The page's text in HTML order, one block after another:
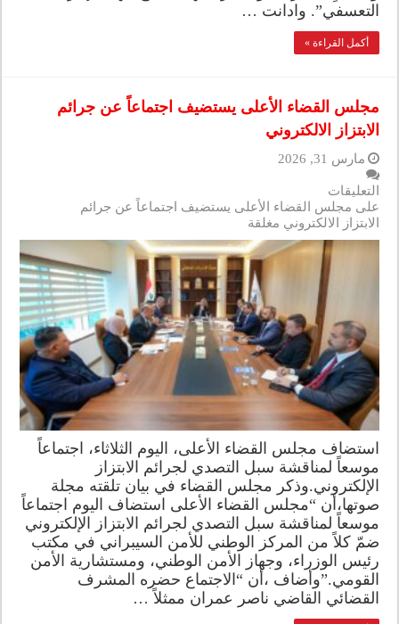
التعسفي”. وادانت …
أكمل القراءة »
مجلس القضاء الأعلى يستضيف اجتماعاً عن جرائم
الابتزاز الالكتروني
مارس 31, 2026
التعليقات
على مجلس القضاء الأعلى يستضيف اجتماعاً عن جرائم
الابتزاز الالكتروني مغلقة
استضاف مجلس القضاء الأعلى، اليوم الثلاثاء، اجتماعاً
موسعاً لمناقشة سبل التصدي لجرائم الابتزاز
الإلكتروني.وذكر مجلس القضاء في بيان تلقته مجلة
صوتها،أن “مجلس القضاء الأعلى استضاف اليوم اجتماعاً
موسعاً لمناقشة سبل التصدي لجرائم الابتزاز الإلكتروني
ضمّ كلاً من المركز الوطني للأمن السيبراني في مكتب
رئيس الوزراء، وجهاز الأمن الوطني، ومستشارية الأمن
القومي.”وأضاف ،أن “الاجتماع حضره المشرف
القضائي القاضي ناصر عمران ممثلاً …